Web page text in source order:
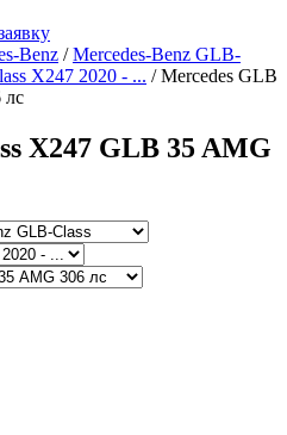
Benz /Mercedes-Benz GLB-
X247 2020 - ... / Mercedes GLB
лс
X247 GLB 35 AMG